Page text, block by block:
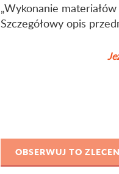
„Wykonanie
Szczegółowy opis